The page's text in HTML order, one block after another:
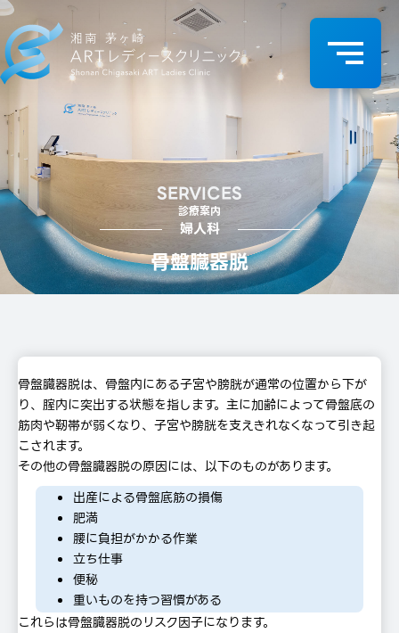
SERVICES
診療案内
婦⼈科
骨盤臓器脱
骨盤臓器脱は、⾻盤内にある⼦宮や膀胱が通常の位置から下が
り、腟内に突出する状態を指します。主に加齢によって⾻盤底の
筋⾁や靭帯が弱くなり、⼦宮や膀胱を⽀えきれなくなって引き起
こされます。
その他の骨盤臓器脱の原因には、以下のものがあります。
出産による⾻盤底筋の損傷
肥満
腰に負担がかかる作業
⽴ち仕事
便秘
重いものを持つ習慣がある
これらは骨盤臓器脱のリスク因⼦になります。